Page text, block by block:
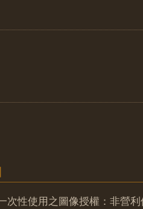
次性使用之圖像授權：非營